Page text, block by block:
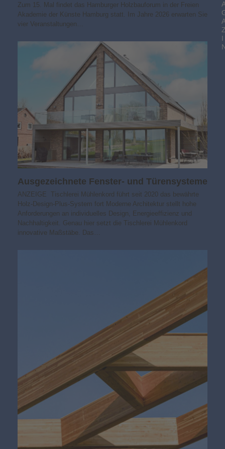
Zum 15. Mal findet das Hamburger Holzbauforum in der Freien
Akademie der Künste Hamburg statt. Im Jahre 2026 erwarten Sie
vier Veranstaltungen…
Ausgezeichnete Fenster- und Türensysteme
ANZEIGE Tischlerei Mühlenkord führt seit 2020 das bewährte
Holz-Design-Plus-System fort Moderne Architektur stellt hohe
Anforderungen an individuelles Design, Energieeffizienz und
Nachhaltigkeit. Genau hier setzt die Tischlerei Mühlenkord
innovative Maßstäbe. Das…
I